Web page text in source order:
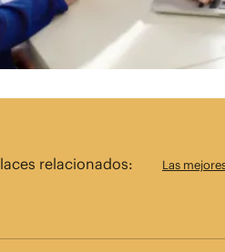
relacionados: Las